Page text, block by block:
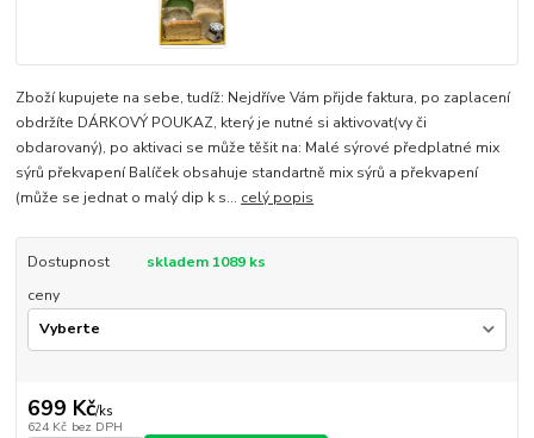
Zboží kupujete na sebe, tudíž: Nejdříve Vám přijde faktura, po zaplacení
obdržíte DÁRKOVÝ POUKAZ, který je nutné si aktivovat(vy či
obdarovaný), po aktivaci se může těšit na: Malé sýrové předplatné mix
sýrů překvapení Balíček obsahuje standartně mix sýrů a překvapení
(může se jednat o malý dip k s... celý popis
Dostupnost
skladem 1089 ks
ceny
699 Kč/ks
624 Kč bez DPH